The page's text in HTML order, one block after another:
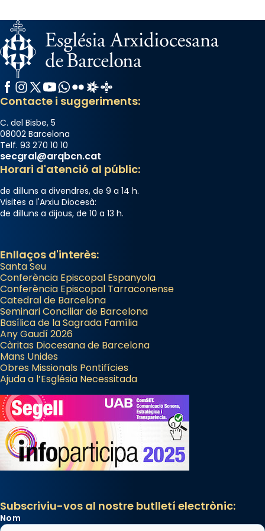
Facebook
Instagram
X / Twitter
YouTube
WhatsApp
FlickrRadio Estel
Catalunya Cristiana
Contacte i suggeriments:
C. del Bisbe, 5
08002 Barcelona
Telf. 93 270 10 10
secgral@arqbcn.cat
Horari d'atenció al públic:
de dilluns a divendres, de 9 a 14 h.
Visites a l'Arxiu Diocesà:
de dilluns a dijous, de 10 a 13 h.
Enllaços d'interès:
Santa Seu
Conferència Episcopal Espanyola
Conferència Episcopal Tarraconense
Catedral de Barcelona
Seminari Conciliar de Barcelona
Basílica de la Sagrada Família
Any Gaudí 2026
Càritas Diocesana de Barcelona
Mans Unides
Obres Missionals Pontifícies
Ajuda a l’Església Necessitada
Subscriviu-vos al nostre butlletí electrònic:
Nom